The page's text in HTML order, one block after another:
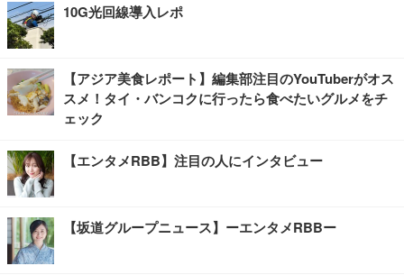
10G光回線導入レポ
【アジア美食レポート】編集部注目のYouTuberがオス
スメ！タイ・バンコクに行ったら食べたいグルメをチ
ェック
【エンタメRBB】注目の人にインタビュー
【坂道グループニュース】ーエンタメRBBー